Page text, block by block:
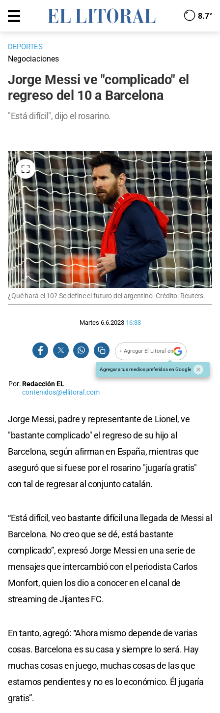
8.7°
DEPORTES
Negociaciones
Jorge Messi ve "complicado" el
regreso del 10 a Barcelona
"Está difícil", dijo el rosarino.
¿Qué hará el 10? Se define el futuro del argentino. Crédito: Reuters.
Martes 6.6.2023 16:33
+ Agregar El Litoral en
Agregar a tus medios preferidos en Google
Por:Redacción EL
contenidos@ellitoral.com
Jorge Messi, padre y representante de Lionel, ve
"bastante complicado" el regreso de su hijo al
Barcelona, según afirman en España, mientras que
aseguró que si fuese por el rosarino "jugaría gratis"
con tal de regresar al conjunto catalán.
“Está difícil, veo bastante difícil una llegada de Messi al
Barcelona. No creo que se dé, está bastante
complicado”, expresó Jorge Messi en una serie de
mensajes que intercambió con el periodista Carlos
Monfort, quien los dio a conocer en el canal de
streaming de Jijantes FC.
En tanto, agregó: “Ahora mismo depende de varias
cosas. Barcelona es su casa y siempre lo será. Hay
muchas cosas en juego, muchas cosas de las que
estamos pendientes y no es lo económico. Él jugaría
gratis”.